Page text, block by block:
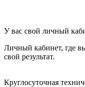
У вас свой личный
Личный кабинет, где
свой результат.
Круглосуточная